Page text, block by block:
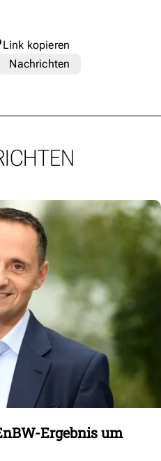
Link kopieren
Nachrichten
Ergebnis um